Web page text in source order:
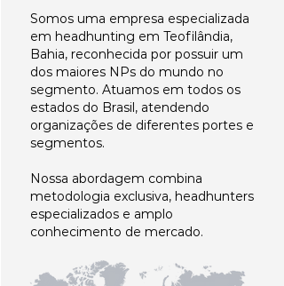
Somos uma empresa especializada
em headhunting em Teofilândia,
Bahia, reconhecida por possuir um
dos maiores NPs do mundo no
segmento. Atuamos em todos os
estados do Brasil, atendendo
organizações de diferentes portes e
segmentos.
Nossa abordagem combina
metodologia exclusiva, headhunters
especializados e amplo
conhecimento de mercado.